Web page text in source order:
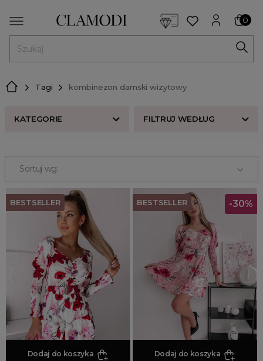
0
Tagi kombinezon damski wizytowy
KATEGORIE FILTRUJ WEDŁUG
Bestsellery
Odzież damska
Buty damskie
Premium
Strefa beauty
Promocja
Wyprzedaż
Summer sale
Bon podarunkowy
BACK TO SCHOOL
PREZENTY
Sortuj wg:
Dodaj do koszyka
BESTSELLER
Dodaj do koszyka
-30%
BESTSELLER